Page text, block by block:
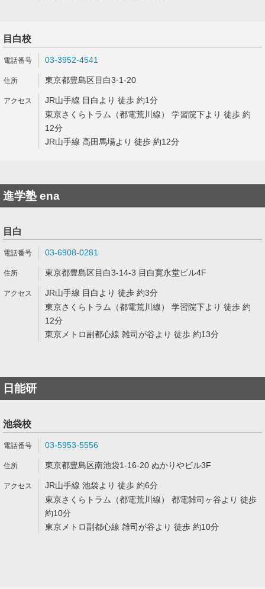
目白校
03-3952-4541
東京都豊島区目白3-1-20
JR山手線 目白より 徒歩 約1分
東京さくらトラム（都電荒川線） 学習院下より 徒歩 約
12分
JR山手線 高田馬場より 徒歩 約12分
進学塾 ena
目白
03-6908-0281
東京都豊島区目白3-14-3 目白寛永堂ビル4F
JR山手線 目白より 徒歩 約3分
東京さくらトラム（都電荒川線） 学習院下より 徒歩 約
12分
東京メトロ副都心線 雑司が谷より 徒歩 約13分
日能研
池袋校
03-5953-5556
東京都豊島区南池袋1-16-20 ぬかりやビル3F
JR山手線 池袋より 徒歩 約6分
東京さくらトラム（都電荒川線） 都電雑司ヶ谷より 徒歩
約10分
東京メトロ副都心線 雑司が谷より 徒歩 約10分